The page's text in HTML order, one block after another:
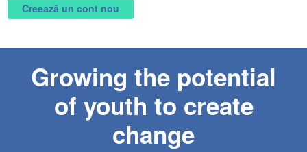
Creează un cont nou
Growing the potential
of youth to create
change